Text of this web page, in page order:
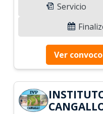
Servicio
Ver